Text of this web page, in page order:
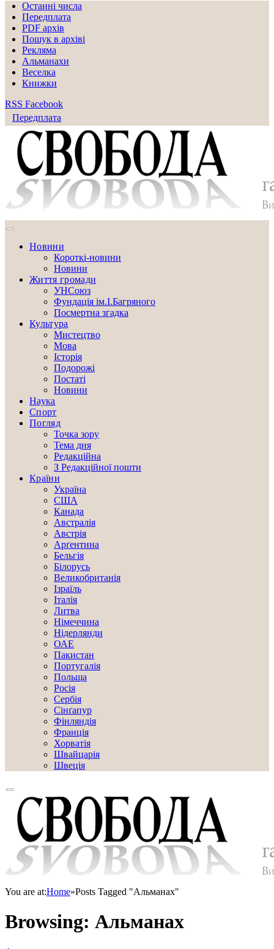
Останні числа
Передплата
PDF aрхів
Пошук в архіві
Рекляма
Альманахи
Веселка
Книжки
RSS Facebook
Передплата
Новини
Короткі-новини
Новини
Життя громади
УНСоюз
Фундація ім.І.Багряного
Посмертна згадка
Культура
Мистецтво
Мова
Історія
Подорожі
Постаті
Новини
Наука
Спорт
Погляд
Точка зору
Тема дня
Редакційна
З Редакційної пошти
Країни
Україна
США
Канада
Австралія
Австрія
Арґентина
Бельгія
Білорусь
Великобританія
Ізраїль
Італія
Литва
Німеччина
Нідерлянди
ОАЕ
Пакистан
Португалія
Польща
Росія
Сербія
Сінґапур
Фінляндія
Франція
Хорватія
Швайцарія
Швеція
You are at:Home»Posts Tagged "Альманах"
Browsing: Альманах